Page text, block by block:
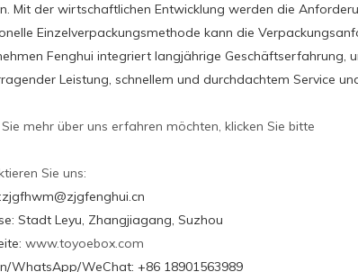
Mit der wirtschaftlichen Entwicklung werden die
Einzelverpackungsmethode kann die
Fenghui integriert langjährige Geschäftserfahrung,
Leistung, schnellem und durchdachtem Service
mehr über uns erfahren möchten, klicken Sie bitte
Sie uns:
Stadt Leyu, Zhangjiagang, Suzhou
www.toyoebox.com
WhatsApp/WeChat: +86 18901563989